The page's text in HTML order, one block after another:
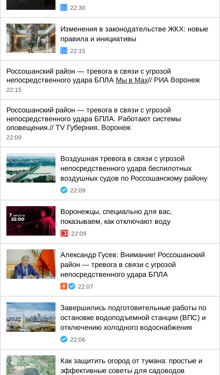
22:30
Изменения в законодательстве ЖКХ: новые
правила и инициативы
22:15
Россошанский район — тревога в связи с угрозой
непосредственного удара БПЛА Мы в Мах// РИА Воронеж
22:15
Россошанский район — тревога в связи с угрозой
непосредственного удара БПЛА. Работают системы
оповещения.// TV Губерния. Воронеж
22:09
Воздушная тревога в связи с угрозой
непосредственного удара беспилотных
воздушных судов по Россошанскому району
22:09
Воронежцы, специально для вас,
показываем, как отключают воду
22:09
Александр Гусев: Внимание! Россошанский
район — тревога в связи с угрозой
непосредственного удара БПЛА
22:07
Завершились подготовительные работы по
остановке водоподъемной станции (ВПС) и
отключению холодного водоснабжения
22:06
Как защитить огород от тумана: простые и
эффективные советы для садоводов